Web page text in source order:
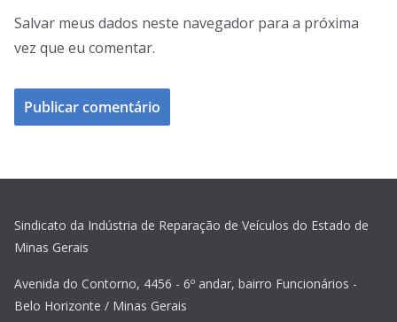
Salvar meus dados neste navegador para a próxima
vez que eu comentar.
Sindicato da Indústria de Reparação de Veículos do Estado de
Minas Gerais
Avenida do Contorno, 4456 - 6º andar, bairro Funcionários -
Belo Horizonte / Minas Gerais